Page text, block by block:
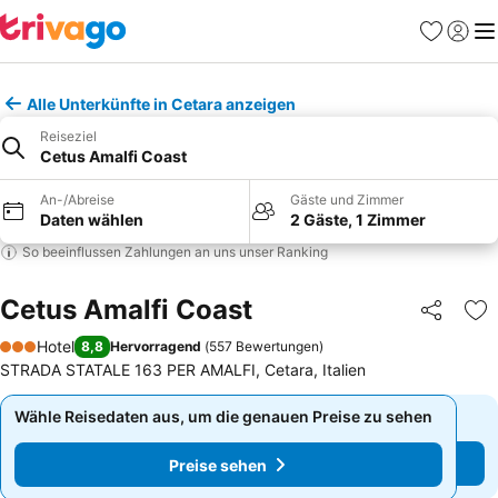
Favoriten
Alle Unterkünfte in Cetara anzeigen
Reiseziel
Cetus Amalfi Coast
An-/Abreise
Daten wählen
Gäste und Zimmer
2 Gäste, 1 Zimmer
So beeinflussen Zahlungen an uns unser Ranking
Cetus Amalfi Coast Teilen
3 Sterne
Hotel 8,8 Hervorragend (557 Bewertungen)
STRADA STATALE 163 PER AMALFI, Cetara, Italien
Wähle Reisedaten aus, um die genauen Preise zu sehen
Preise sehen
Wähle Reisedaten aus, um die genauen Preise zu sehen
Preise sehen